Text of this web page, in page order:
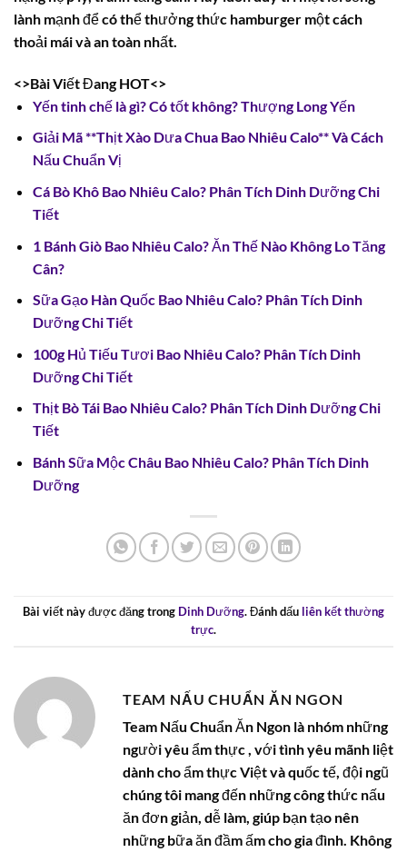
lành mạnh để có thể thưởng thức hamburger một cách
thoải mái và an toàn nhất.
<>Bài Viết Đang HOT<>
Yến tinh chế là gì? Có tốt không? Thượng Long Yến
Giải Mã **Thịt Xào Dưa Chua Bao Nhiêu Calo** Và Cách
Nấu Chuẩn Vị
Cá Bò Khô Bao Nhiêu Calo? Phân Tích Dinh Dưỡng Chi
Tiết
1 Bánh Giò Bao Nhiêu Calo? Ăn Thế Nào Không Lo Tăng
Cân?
Sữa Gạo Hàn Quốc Bao Nhiêu Calo? Phân Tích Dinh
Dưỡng Chi Tiết
100g Hủ Tiếu Tươi Bao Nhiêu Calo? Phân Tích Dinh
Dưỡng Chi Tiết
Thịt Bò Tái Bao Nhiêu Calo? Phân Tích Dinh Dưỡng Chi
Tiết
Bánh Sữa Mộc Châu Bao Nhiêu Calo? Phân Tích Dinh
Dưỡng
Bài viết này được đăng trong Dinh Dưỡng. Đánh dấu liên kết thường
trực.
TEAM NẤU CHUẨN ĂN NGON
Team Nấu Chuẩn Ăn Ngon là nhóm những
người yêu ẩm thực , với tình yêu mãnh liệt
dành cho ẩm thực Việt và quốc tế, đội ngũ
chúng tôi mang đến những công thức nấu
ăn đơn giản, dễ làm, giúp bạn tạo nên
những bữa ăn đầm ấm cho gia đình. Không